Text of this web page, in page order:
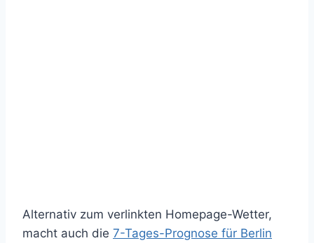
Alternativ zum verlinkten Homepage-Wetter,
macht auch die 7-Tages-Prognose für Berlin